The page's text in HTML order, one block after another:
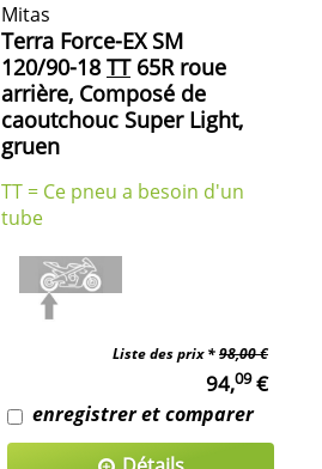
Mitas
Terra Force-EX SM
120/90-18 TT65R roue
arrière, Composé de
caoutchouc Super Light,
gruen
TT = Ce pneu a besoin d'un
tube
Liste des prix *98,00 €
94,09€
enregistrer et comparer